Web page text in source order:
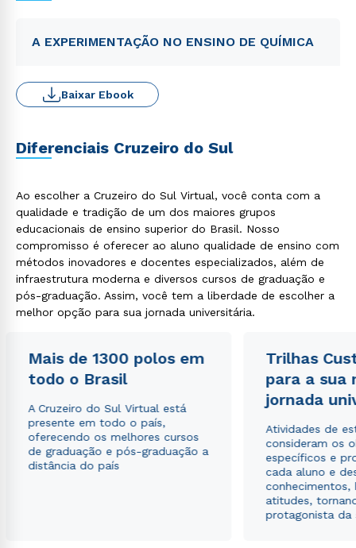
A EXPERIMENTAÇÃO NO ENSINO DE QUÍMICA
Baixar Ebook
Diferenciais Cruzeiro do Sul
Ao escolher a Cruzeiro do Sul Virtual, você conta com a
qualidade e tradição de um dos maiores grupos
educacionais de ensino superior do Brasil. Nosso
compromisso é oferecer ao aluno qualidade de ensino com
métodos inovadores e docentes especializados, além de
infraestrutura moderna e diversos cursos de graduação e
pós-graduação. Assim, você tem a liberdade de escolher a
melhor opção para sua jornada universitária.
Mais de 1300 polos em
todo o Brasil
A Cruzeiro do Sul Virtual está
presente em todo o país,
oferecendo os melhores cursos
de graduação e pós-graduação a
distância do país
Trilhas
para a sua
jornada
Atividades de
consideram os
específicos e
cada aluno e
conhecimentos,
atitudes,
protagonista da